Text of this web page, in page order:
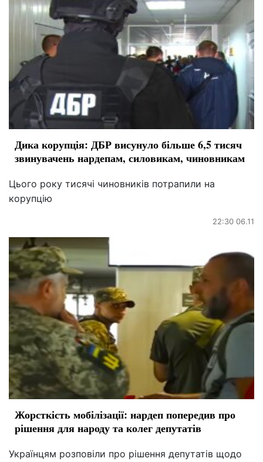
Дика корупція: ДБР висунуло більше 6,5 тисяч
звинувачень нардепам, силовикам, чиновникам
Цього року тисячі чиновників потрапили на
корупцію
22:30 06.11
Жорсткість мобілізації: нардеп попередив про
рішення для народу та колег депутатів
Українцям розповіли про рішення депутатів щодо